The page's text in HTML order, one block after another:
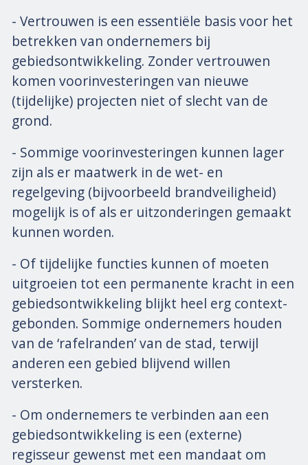
- Vertrouwen is een essentiële basis voor het
betrekken van ondernemers bij
gebiedsontwikkeling. Zonder vertrouwen
komen voorinvesteringen van nieuwe
(tijdelijke) projecten niet of slecht van de
grond.
- Sommige voorinvesteringen kunnen lager
zijn als er maatwerk in de wet- en
regelgeving (bijvoorbeeld brandveiligheid)
mogelijk is of als er uitzonderingen gemaakt
kunnen worden.
- Of tijdelijke functies kunnen of moeten
uitgroeien tot een permanente kracht in een
gebiedsontwikkeling blijkt heel erg context-
gebonden. Sommige ondernemers houden
van de ‘rafelranden’ van de stad, terwijl
anderen een gebied blijvend willen
versterken.
- Om ondernemers te verbinden aan een
gebiedsontwikkeling is een (externe)
regisseur gewenst met een mandaat om